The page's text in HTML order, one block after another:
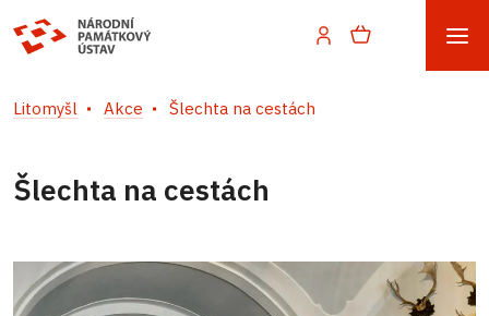
Litomyšl Akce Šlechta na cestách
Šlechta na cestách